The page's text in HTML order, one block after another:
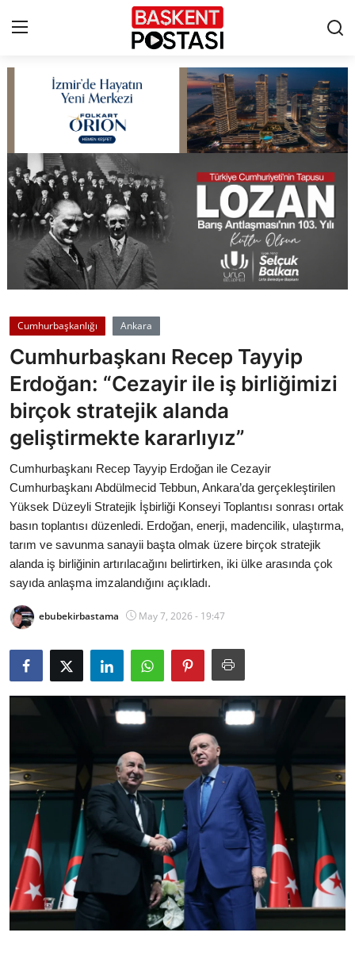
Çerez Politikası
Künye
Ankara
TBMM
Cumhurbaşkanlığı
Bakanlıklar
Siyasi Partiler
Mülki İdare
Toplum ve Yaşam
Sivil Toplum Kuruluşları
Kamu Kurumları ve Üst Kurullar
Resmi Reklamlar
Cumhurbaşkanlığı Ankara
Cumhurbaşkanı Recep Tayyip
Erdoğan: “Cezayir ile iş birliğimizi
birçok stratejik alanda
geliştirmekte kararlıyız”
Cumhurbaşkanı Recep Tayyip Erdoğan ile Cezayir
Cumhurbaşkanı Abdülmecid Tebbun, Ankara’da gerçekleştirilen
Yüksek Düzeyli Stratejik İşbirliği Konseyi Toplantısı sonrası ortak
basın toplantısı düzenledi. Erdoğan, enerji, madencilik, ulaştırma,
tarım ve savunma sanayii başta olmak üzere birçok stratejik
alanda iş birliğinin artırılacağını belirtirken, iki ülke arasında çok
sayıda anlaşma imzalandığını açıkladı.
ebubekirbastama May 7, 2026 - 19:47